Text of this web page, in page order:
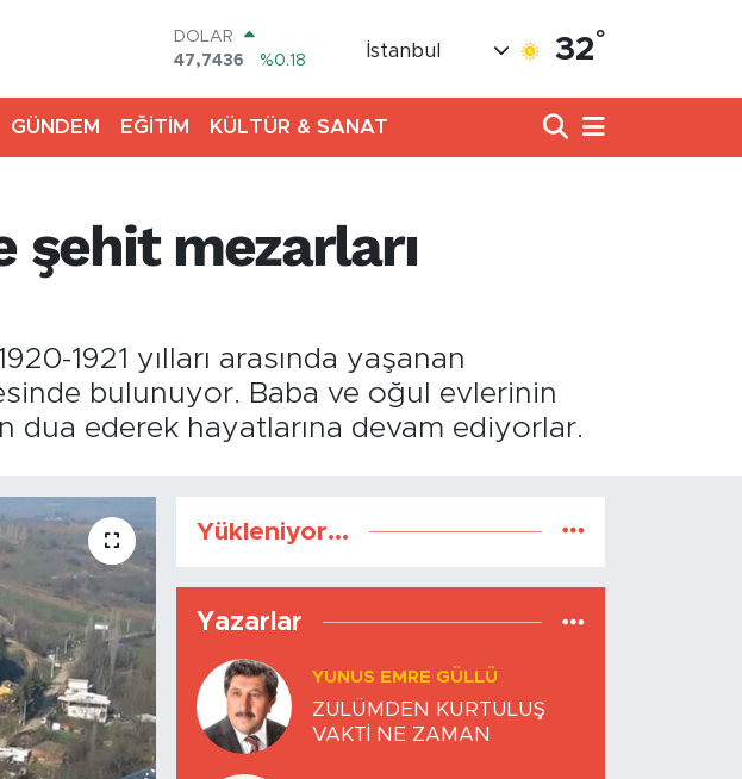
DOLAR
47,7436
%0.18
STERLİN
64,4811
%0.38
13.779
%-14
İstanbul 32°
GÜNDEM EĞİTİM KÜLTÜR & SANAT
şehit mezarları
1921 yılları arasında yaşanan
bulunuyor. Baba ve oğul evlerinin
dua ederek hayatlarına devam ediyorlar.
Yükleniyor...
Yazarlar
YUNUS EMRE GÜLLÜ
ZULÜMDEN KURTULUŞ
VAKTİ NE ZAMAN